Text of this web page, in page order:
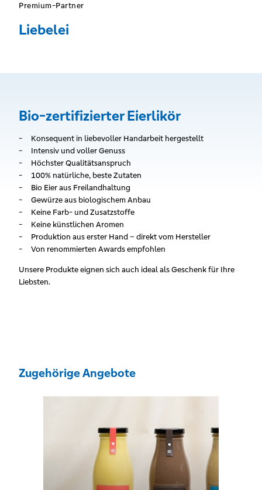
Premium-Partner
Liebelei
Bio-zertifizierter Eierlikör
Konsequent in liebevoller Handarbeit hergestellt
Intensiv und voller Genuss
Höchster Qualitätsanspruch
100% natürliche, beste Zutaten
Bio Eier aus Freilandhaltung
Gewürze aus biologischem Anbau
Keine Farb- und Zusatzstoffe
Keine künstlichen Aromen
Produktion aus erster Hand – direkt vom Hersteller
Von renommierten Awards empfohlen
Unsere Produkte eignen sich auch ideal als Geschenk für Ihre
Liebsten.
Zugehörige Angebote